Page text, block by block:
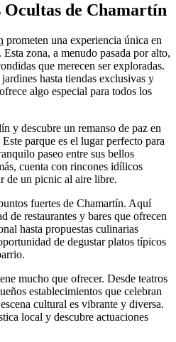
Ocultas de Chamartín
prometen una experiencia única en
zona, a menudo pasada por alto,
que merecen ser exploradas.
hasta tiendas exclusivas y
algo especial para todos los
y descubre un remanso de paz en
parque es el lugar perfecto para
paseo entre sus bellos
cuenta con rincones idílicos
de un picnic al aire libre.
fuertes de Chamartín. Aquí
de restaurantes y bares que ofrecen
hasta propuestas culinarias
de degustar platos típicos
mucho que ofrecer. Desde teatros
establecimientos que celebran
cultural es vibrante y diversa.
local y descubre actuaciones